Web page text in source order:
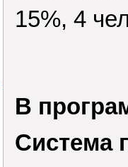
15%, 4
В
Система